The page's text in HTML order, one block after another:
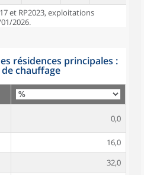
et RP2023, exploitations
2026.
résidences principales :
chauffage
0,0
16,0
32,0